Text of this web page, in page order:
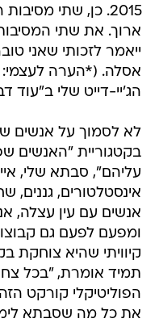
2015. כן, שתי
ארוך. את שתי
ייאמר לזכותי שאני
אסלה. (*הערה לעצמי:
הג'יי-דייט שלי ב"עוד
לא לסמוך על אנשים
בקטגוריית "האנשים
עליהם", סבתא שלי,
אינסטלטורים, גננים,
אנשים עם עין עצלה,
ומפעם לפעם גם
קיוויתי שהיא
תמיד אומרת, "בכל
הפוליטיקלי קורקט
את כל מה שסבתא